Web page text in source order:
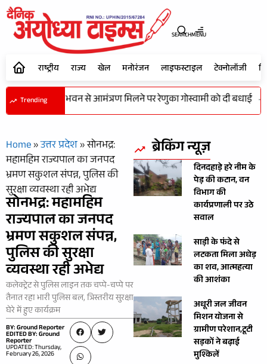
SEARCHMENU
राष्ट्रीय राज्य खेल मनोरंजन लाइफस्टाइल टेक्नोलॉजी
Trending
शर्मा ने राष्ट्रपति भवन से आमंत्रण मिलने पर रेणुका गोस्वामी को दी बधाई -
Home»उत्तर प्रदेश»सोनभद्र:
महामहिम राज्यपाल का जनपद
भ्रमण सकुशल संपन्न, पुलिस की
सुरक्षा व्यवस्था रही अभेद्य
सोनभद्र: महामहिम
राज्यपाल का जनपद
भ्रमण सकुशल संपन्न,
पुलिस की सुरक्षा
व्यवस्था रही अभेद्य
कलेक्ट्रेट से पुलिस लाइन तक चप्पे-चप्पे पर
तैनात रहा भारी पुलिस बल, त्रिस्तरीय सुरक्षा
घेरे में हुए कार्यक्रम
BY: Ground Reporter
EDITED BY: Ground
Reporter
UPDATED: Thursday,
February 26, 2026
ब्रेकिंग न्यूज़
दिनदहाड़े हरे नीम के
पेड़ की कटान, वन
विभाग की
कार्यप्रणाली पर उठे
सवाल
साड़ी के फंदे से
लटकता मिला अधेड़
का शव, आत्महत्या
की आशंका
अधूरी जल जीवन
मिशन योजना से
ग्रामीण परेशान,टूटी
सड़कों ने बढ़ाई
मुश्किलें